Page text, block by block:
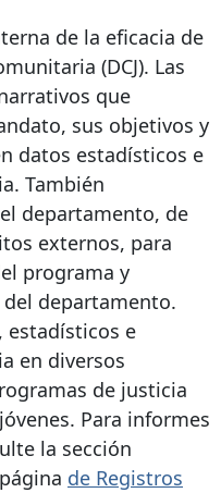
de la eficacia de
(DCJ). Las
que
sus objetivos y
datos estadísticos e
También
departamento, de
externos, para
programa y
departamento.
estadísticos e
en diversos
de justicia
Para informes
la sección
de Registros